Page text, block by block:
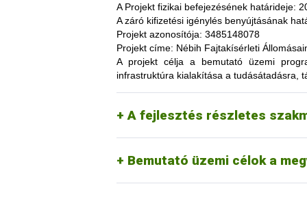
A Projekt fizikai befejezésének határideje:
A záró kifizetési igénylés benyújtásának
Projekt azonosítója: 3485148078
Projekt címe: Nébih Fajtakísérleti
A projekt céljaa bemutató üzemi
infrastruktúra kialakítása a tudásátadásra,
A fejlesztés részletes
A fajtakísérleti és fajtakitermesztési
termesztés bizonytalanságából adódó
képesség. A fajtakísérlet során
megszerzési lehetőség, amelynek
túl, az aktuális termelési eljárások és
(fajtákat), környezetvédelmi
kibocsátást, valamint eredményesen
Bemutató üzemi célok a
Tordas
kertészeti (zöldség,
Pölöske
kertészeti (gyümölcs)